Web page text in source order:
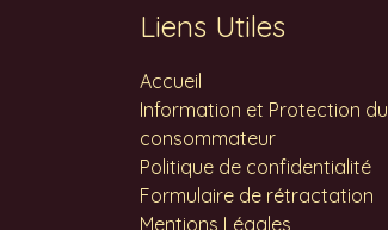
Liens Utiles
Accueil
Information et Protection du
consommateur
Politique de confidentialité
Formulaire de rétractation
Mentions Légales